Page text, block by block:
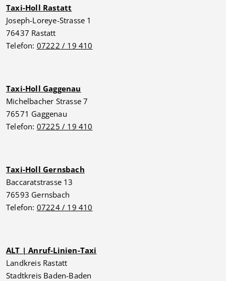
Taxi-Holl Rastatt
Joseph-Loreye-Strasse 1
76437 Rastatt
Telefon: 07222 / 19 410
Taxi-Holl Gaggenau
Michelbacher Strasse 7
76571 Gaggenau
Telefon: 07225 / 19 410
Taxi-Holl Gernsbach
Baccaratstrasse 13
76593 Gernsbach
Telefon: 07224 / 19 410
ALT | Anruf-Linien-Taxi
Landkreis Rastatt
Stadtkreis Baden-Baden